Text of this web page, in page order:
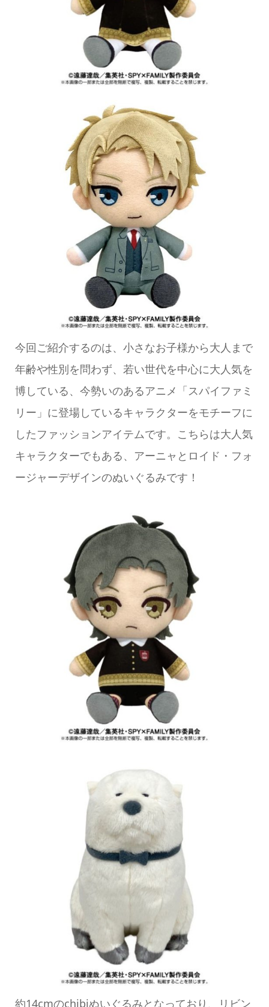
今回ご紹介するのは、小さなお子様から大人まで
年齢や性別を問わず、若い世代を中心に大人気を
博している、今勢いのあるアニメ「スパイファミ
リー」に登場しているキャラクターをモチーフに
したファッションアイテムです。こちらは大人気
キャラクターでもある、アーニャとロイド・フォ
ージャーデザインのぬいぐるみです！
約14cmのchibiぬいぐるみとなっており、リビン